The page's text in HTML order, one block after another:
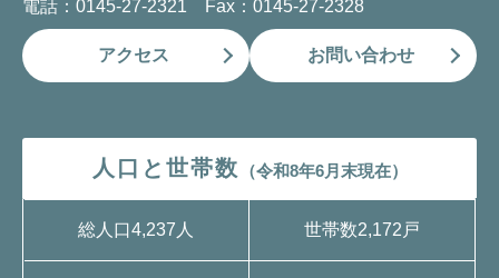
電話：0145-27-2321 Fax：0145-27-2328
アクセス お問い合わせ
人口と世帯数 （令和8年6月末現在）
総人口4,237人 世帯数2,172戸